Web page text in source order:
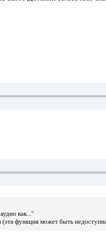
как..."
функция может быть